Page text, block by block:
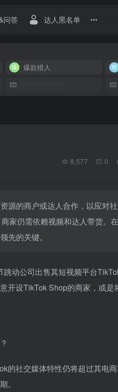
问答 达人黑名单
爆款猎人
8,577 0
源的商户或达人合作，以应对
家仍需依赖视频和达人带货。
先的关键。
动公司出售其短视频平台
开设TikTok Shop的商家，或是
的社交媒体特性仍将超过其电
。